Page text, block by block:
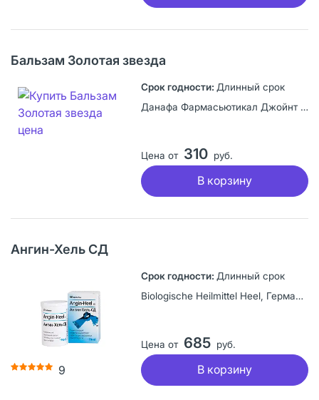
Бальзам Золотая звезда
Длинный срок
Данафа Фармасьютикал Джойнт Сток Компани, Вьетнам
Цена от 310 руб.
В корзину
Ангин-Хель СД
9
Длинный срок
Biologische Heilmittel Heel, Германия
Цена от 685 руб.
В корзину